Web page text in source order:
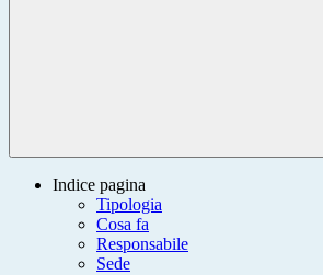
Indice pagina
Tipologia
Cosa fa
Responsabile
Sede